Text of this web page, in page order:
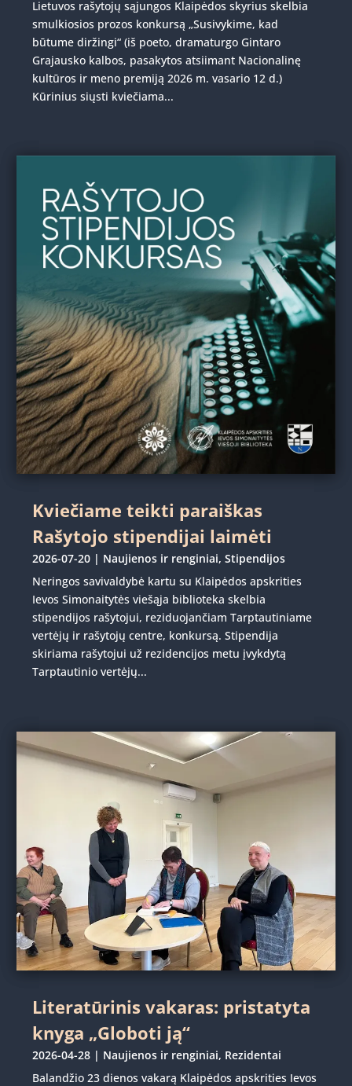
Lietuvos rašytojų sąjungos Klaipėdos skyrius skelbia
smulkiosios prozos konkursą „Susivykime, kad
būtume diržingi“ (iš poeto, dramaturgo Gintaro
Grajausko kalbos, pasakytos atsiimant Nacionalinę
kultūros ir meno premiją 2026 m. vasario 12 d.)
Kūrinius siųsti kviečiama...
Kviečiame teikti paraiškas
Rašytojo stipendijai laimėti
2026-07-20 | Naujienos ir renginiai,Stipendijos
Neringos savivaldybė kartu su Klaipėdos apskrities
Ievos Simonaitytės viešąja biblioteka skelbia
stipendijos rašytojui, reziduojančiam Tarptautiniame
vertėjų ir rašytojų centre, konkursą. Stipendija
skiriama rašytojui už rezidencijos metu įvykdytą
Tarptautinio vertėjų...
Literatūrinis vakaras: pristatyta
knyga „Globoti ją“
2026-04-28 | Naujienos ir renginiai, Rezidentai
Balandžio 23 dienos vakarą Klaipėdos apskrities Ievos